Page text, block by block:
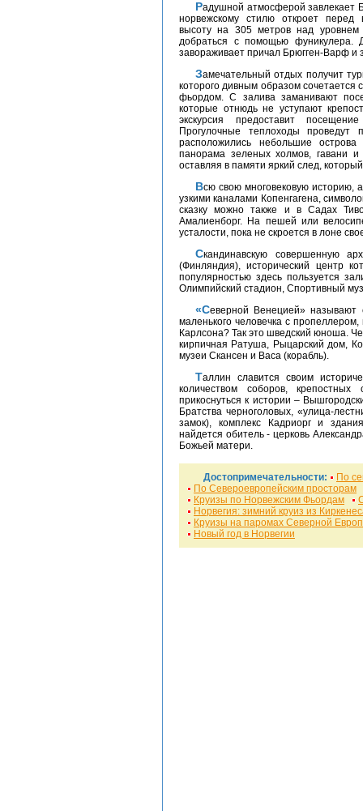
Радушной атмосферой завлекает Берген в Норвегии. Классический город, присущий
норвежскому стилю откроет перед
высоту на 305 метров над
добраться с помощью фуникулера.
завораживает причал Брюгген-Варф и
Замечательный отдых получит турист и в столице Норвегии – Осло, расположение
которого дивным образом
фьордом. С залива заманивают
которые отнюдь не уступают
экскурсия предоставит
Прогулочные теплоходы
расположились небольшие
панорама зеленых холмов, гавани
оставляя в памяти яркий след,
Всю свою многовековую историю, а это более 850 лет, откроют обзорные экскурсии
узкими каналами Копенгагена,
сказку можно также и в Садах
Амалиенборг. На пешей или
усталости, пока не скроется в лоне
Скандинавскую совершенную архитектуру можно увидеть только в Хельсинки
(Финляндия), исторический центр
популярностью здесь пользуется
Олимпийский стадион, Спортивный
«Северной Венецией» называют столицу Швеции – Стокгольм. И кто не помнит
маленького человечка с пропеллером,
Карлсона? Так это шведский юноша.
кирпичная Ратуша, Рыцарский дом,
музеи Скансен и Васа (корабль).
Таллин славится своим историческим центром – Старым городом с огромным
количеством соборов,
прикоснуться к истории –
Братства черноголовых, «улица-
замок), комплекс Кадриорг и
найдется обитель - церковь
Божьей матери.
Достопримечательности:
По
По Североевропейским просторам
Круизы по Норвежским Фьордам
Норвегия: зимний круиз из
Круизы на паромах Северной
Новый год в Норвегии